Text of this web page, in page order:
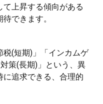
上昇する傾向がある
できます。
税(短期)」「インカムゲ
策(長期)」という、異
に追求できる、合理的